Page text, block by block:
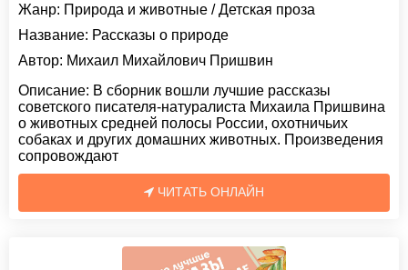
Жанр: Природа и животные /Детская проза
Название: Рассказы о природе
Автор: Михаил Михайлович Пришвин
Описание: В сборник вошли лучшие рассказы
советского писателя-натуралиста Михаила Пришвина
о животных средней полосы России, охотничьих
собаках и других домашних животных. Произведения
сопровождают
ЧИТАТЬ ОНЛАЙН